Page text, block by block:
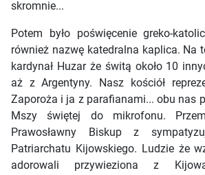
skromnie...
Potem było poświęcenie greko-
również nazwę katedralna kaplica. Na
kardynał Huzar że świtą około 10
aż z Argentyny. Nasz kościół
Zaporoża i ja z parafianami... obu nas
Mszy świętej do mikrofonu.
Prawosławny Biskup z
Patriarchatu Kijowskiego. Ludzie że
adorowali przywieziona z